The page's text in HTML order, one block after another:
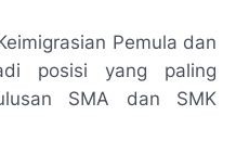
Pemula dan
posisi yang paling
SMA dan SMK